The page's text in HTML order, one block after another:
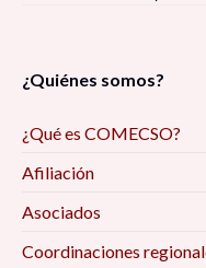
¿Quiénes somos?
¿Qué es COMECSO?
Afiliación
Asociados
Coordinaciones